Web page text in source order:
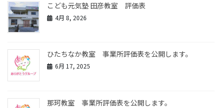
こども元気塾 田彦教室 評価表
4月 8, 2026
ひたちなか教室 事業所評価表を公開します。
6月 17, 2025
那珂教室 事業所評価表を公開します。